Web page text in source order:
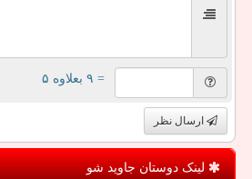
= ۹ بعلاوه ۵
ارسال نظر
لینک دوستان جاوید شو